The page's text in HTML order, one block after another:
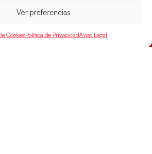
Ver preferencias
CookiesPolítica de PrivacidadAviso Legal